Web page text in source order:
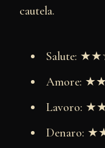
cautela.
Salute:
Amore:
Lavoro:
Denaro: